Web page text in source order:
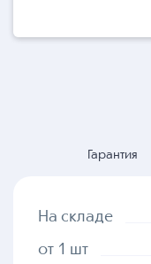
Гарантия
На складе
от 1 шт